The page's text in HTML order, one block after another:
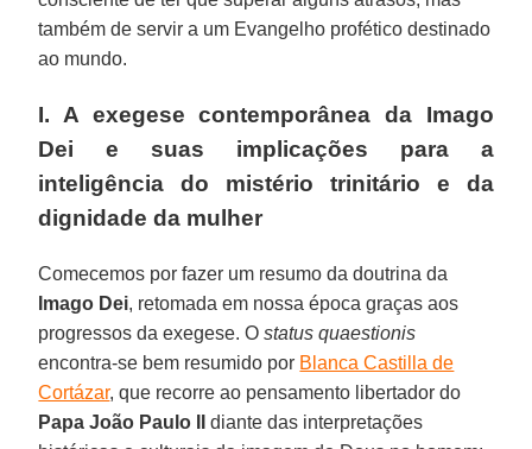
também de servir a um Evangelho profético destinado
ao mundo.
I. A exegese contemporânea da Imago
Dei e suas implicações para a
inteligência do mistério trinitário e da
dignidade da mulher
Comecemos por fazer um resumo da doutrina da
Imago Dei, retomada em nossa época graças aos
progressos da exegese. Ostatus quaestionis
encontra-se bem resumido por Blanca Castilla de
Cortázar, que recorre ao pensamento libertador do
Papa João Paulo II
diante das interpretações